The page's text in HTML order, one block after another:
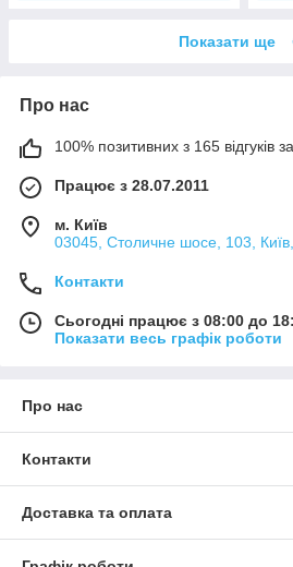
Показати ще
Про нас
100% позитивних з 165 відгуків
Працює з 28.07.2011
м. Київ
03045, Столичне шосе, 103, Київ,
Контакти
Сьогодні працює з 08:00 до
Показати весь графік роботи
Про нас
Контакти
Доставка та оплата